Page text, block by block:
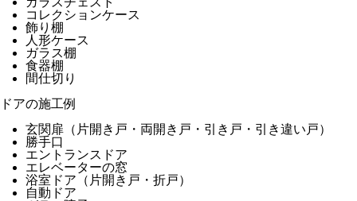
コレクションケース
飾り棚
人形ケース
ガラス棚
食器棚
間仕切り
ドアの施工例
玄関扉（片開き戸・両開き戸・引き戸・引き違い戸）
勝手口
エントランスドア
エレベーターの窓
浴室ドア（片開き戸・折戸）
自動ドア